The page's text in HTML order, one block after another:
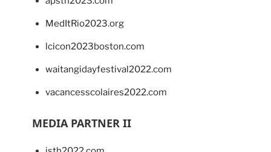
MedItRio2023.org
lcicon2023boston.com
waitangidayfestival2022.com
vacancesscolaires2022.com
MEDIA PARTNER II